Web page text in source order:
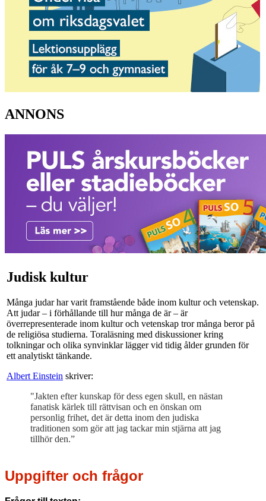
ANNONS
Judisk kultur
Många judar har varit framstående både inom kultur och vetenskap.
Att judar – i förhållande till hur många de är – är
överrepresenterade inom kultur och vetenskap tror många beror på
de religiösa studierna. Toraläsning med diskussioner kring
tolkningar och olika synvinklar lägger vid tidig ålder grunden för
ett analytiskt tänkande.
Albert Einstein skriver:
"Jakten efter kunskap för dess egen skull, en nästan
fanatisk kärlek till rättvisan och en önskan om
personlig frihet, det är detta inom den judiska
traditionen som gör att jag tackar min stjärna att jag
tillhör den.”
Uppgifter och frågor